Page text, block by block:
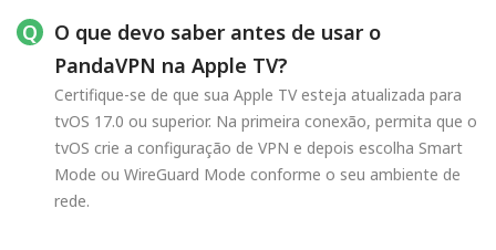
O que devo saber antes de usar o
PandaVPN na Apple TV?
Certifique-se de que sua Apple TV esteja atualizada para
tvOS 17.0 ou superior. Na primeira conexão, permita que o
tvOS crie a configuração de VPN e depois escolha Smart
Mode ou WireGuard Mode conforme o seu ambiente de
rede.